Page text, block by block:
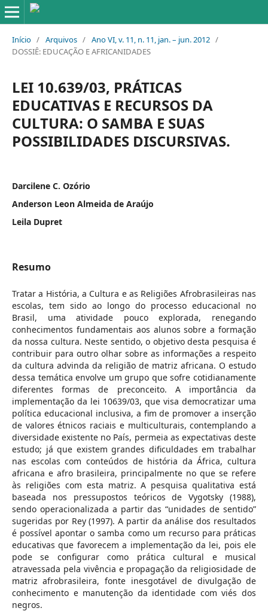
Início / Arquivos / Ano VI, v. 11, n. 11, jan. – jun. 2012 /
DOSSIÊ: EDUCAÇÃO E AFRICANIDADES
LEI 10.639/03, PRÁTICAS
EDUCATIVAS E RECURSOS DA
CULTURA: O SAMBA E SUAS
POSSIBILIDADES DISCURSIVAS.
Darcilene C. Ozório
Anderson Leon Almeida de Araújo
Leila Dupret
Resumo
Tratar a História, a Cultura e as Religiões Afrobrasileiras nas
escolas, tem sido ao longo do processo educacional no
Brasil, uma atividade pouco explorada, renegando
conhecimentos fundamentais aos alunos sobre a formação
da nossa cultura. Neste sentido, o objetivo desta pesquisa é
contribuir para outro olhar sobre as informações a respeito
da cultura advinda da religião de matriz africana. O estudo
dessa temática envolve um grupo que sofre cotidianamente
diferentes formas de preconceito. A importância da
implementação da lei 10639/03, que visa democratizar uma
política educacional inclusiva, a fim de promover a inserção
de valores étnicos raciais e multiculturais, contemplando a
diversidade existente no País, permeia as expectativas deste
estudo; já que existem grandes dificuldades em trabalhar
nas escolas com conteúdos de história da África, cultura
africana e afro brasileira, principalmente no que se refere
às religiões com esta matriz. A pesquisa qualitativa está
baseada nos pressupostos teóricos de Vygotsky (1988),
sendo operacionalizada a partir das “unidades de sentido”
sugeridas por Rey (1997). A partir da análise dos resultados
é possível apontar o samba como um recurso para práticas
educativas que favorecem a implementação da lei, pois ele
pode se configurar como prática cultural e musical
atravessada pela vivência e propagação da religiosidade de
matriz afrobrasileira, fonte inesgotável de divulgação de
conhecimento e manutenção da identidade com viés dos
negros.